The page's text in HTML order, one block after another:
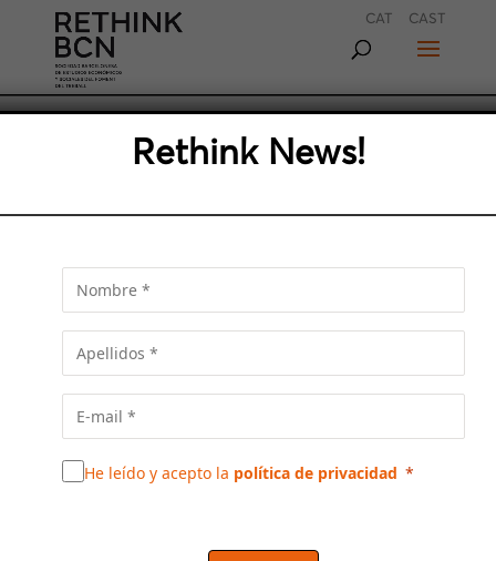
CAT CAST
LA INTELIGENCIA ARTIFICIAL
NO ES EL FUTURO, ES UNA
TRANSFORMADORA DE LAS
CIUDADES
Josep Grau argumenta que una metrópoli que
para mejorar en muchos ámbitos como la
eficiencia y la movilidad
Rethink News!
He leído y acepto la política de privacidad